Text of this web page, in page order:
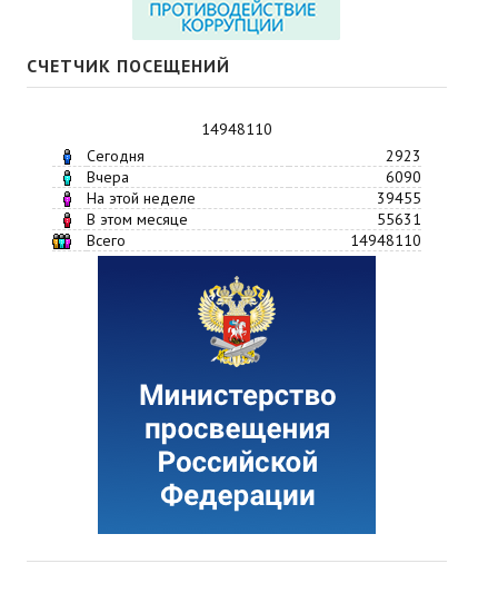
СЧЕТЧИК ПОСЕЩЕНИЙ
14948110
Сегодня
2923
Вчера
6090
На этой неделе
39455
В этом месяце
55631
Всего
14948110